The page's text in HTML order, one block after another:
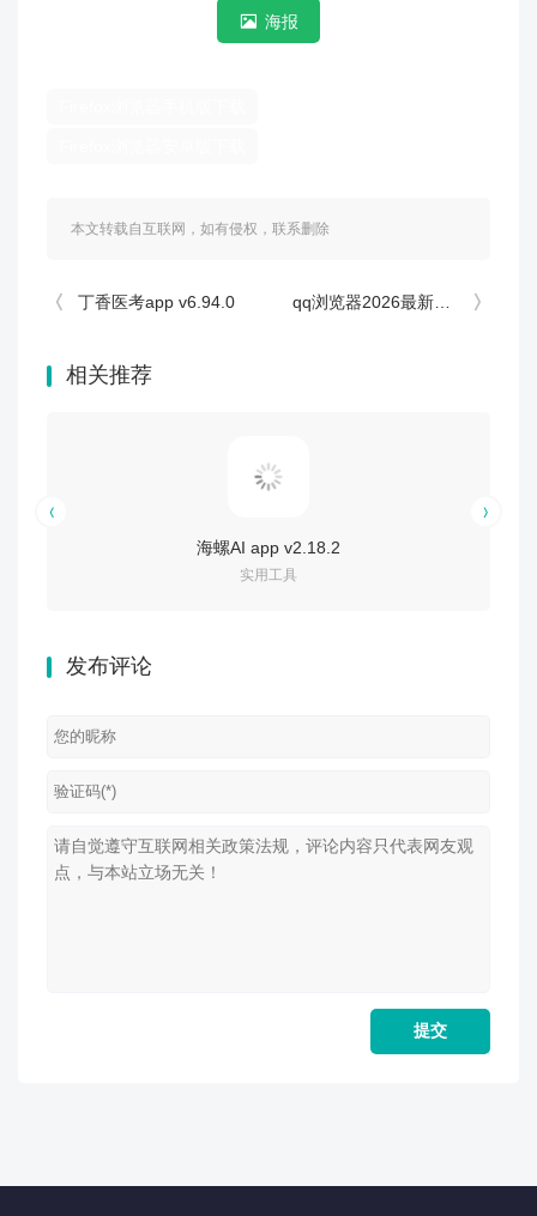
海报
本文转载自互联网，如有侵权，联系删除
丁香医考app v6.94.0 qq浏览器2026最新版 v20.2.7.7035
相关推荐
海螺AI app v2.18.2
实用工具
发布评论